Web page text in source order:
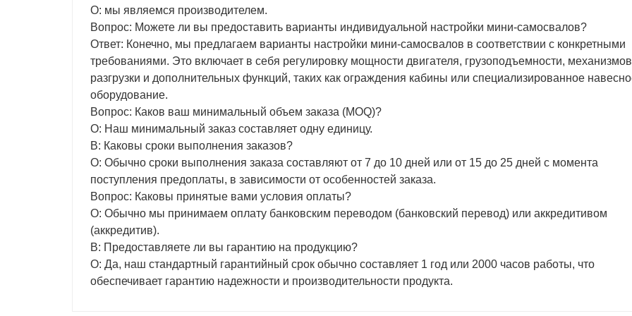
О: мы являемся производителем.
Вопрос: Можете ли вы предоставить варианты индивидуальной настройки мини-самосвалов?
Ответ: Конечно, мы предлагаем варианты настройки мини-самосвалов в соответствии с конкретными
требованиями. Это включает в себя регулировку мощности двигателя, грузоподъемности, механизмов
разгрузки и дополнительных функций, таких как ограждения кабины или специализированное
оборудование.
Вопрос: Каков ваш минимальный объем заказа (MOQ)?
О: Наш минимальный заказ составляет одну единицу.
В: Каковы сроки выполнения заказов?
О: Обычно сроки выполнения заказа составляют от 7 до 10 дней или от 15 до 25 дней с момента
поступления предоплаты, в зависимости от особенностей заказа.
Вопрос: Каковы принятые вами условия оплаты?
О: Обычно мы принимаем оплату банковским переводом (банковский перевод) или аккредитивом
(аккредитив).
В: Предоставляете ли вы гарантию на продукцию?
О: Да, наш стандартный гарантийный срок обычно составляет 1 год или 2000 часов работы, что
обеспечивает гарантию надежности и производительности продукта.